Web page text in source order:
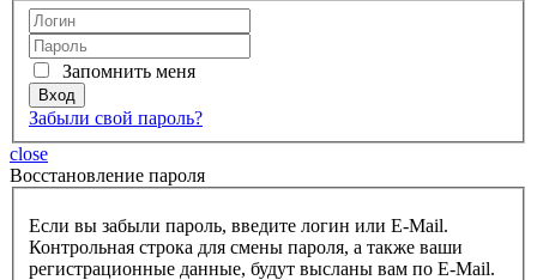
Запомнить меня
Забыли свой пароль?
close
Восcтановление пароля
Если вы забыли пароль, введите логин или E-Mail.
Контрольная строка для смены пароля, а также ваши
регистрационные данные, будут высланы вам по E-Mail.